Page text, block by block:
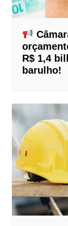
R$ 1,4
barulho!